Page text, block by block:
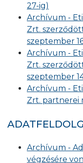
27-ig)
Archívum -
Zrt.
szeptember
Archívum -
Zrt.
szeptember
Archívum -
Zrt. partnerei
Archívum -
végzésére